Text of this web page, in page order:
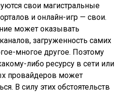
свои магистральные
и онлайн-игр — свои.
может оказывать
загруженность самих
многое другое. Поэтому
либо ресурсу в сети или
провайдеров может
В силу этих обстоятельств